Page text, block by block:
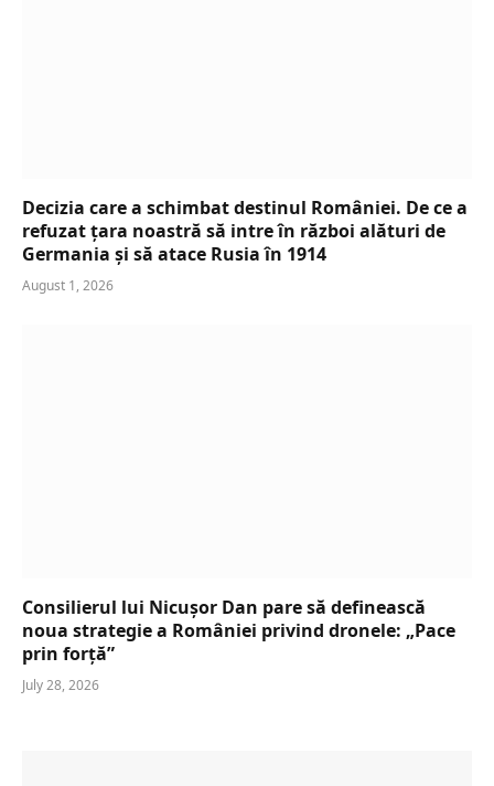
Decizia care a schimbat destinul României. De ce a
refuzat țara noastră să intre în război alături de
Germania și să atace Rusia în 1914
August 1, 2026
Consilierul lui Nicușor Dan pare să definească
noua strategie a României privind dronele: „Pace
prin forță”
July 28, 2026